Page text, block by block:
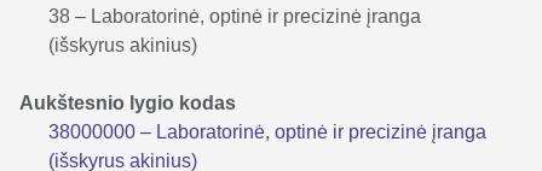
38 – Laboratorinė, optinė ir precizinė įranga
(išskyrus akinius)
Aukštesnio lygio kodas
38000000 – Laboratorinė, optinė ir precizinė įranga
(išskyrus akinius)